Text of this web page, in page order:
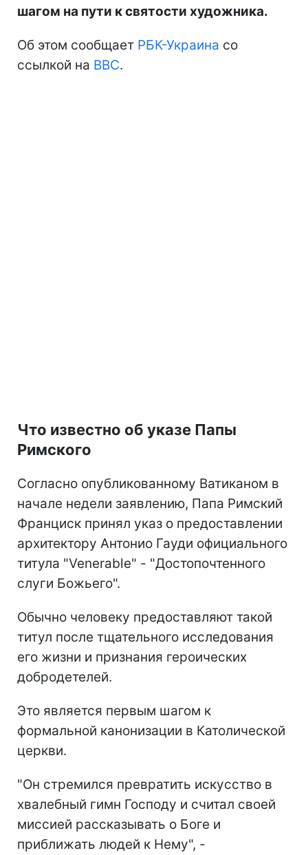
шагом на пути к святости художника.
Об этом сообщает РБК-Украина со
ссылкой на BBC.
Что известно об указе Папы
Римского
Согласно опубликованному Ватиканом в
начале недели заявлению, Папа Римский
Франциск принял указ о предоставлении
архитектору Антонио Гауди официального
титула "Venerable" - "Достопочтенного
слуги Божьего".
Обычно человеку предоставляют такой
титул после тщательного исследования
его жизни и признания героических
добродетелей.
Это является первым шагом к
формальной канонизации в Католической
церкви.
"Он стремился превратить искусство в
хвалебный гимн Господу и считал своей
миссией рассказывать о Боге и
приближать людей к Нему", -